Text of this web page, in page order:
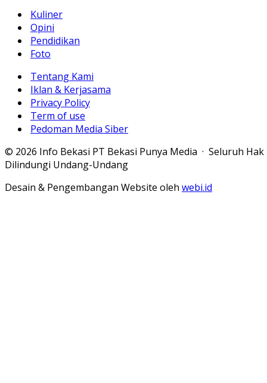
Kuliner
Opini
Pendidikan
Foto
Tentang Kami
Iklan & Kerjasama
Privacy Policy
Term of use
Pedoman Media Siber
© 2026 Info Bekasi PT Bekasi Punya Media · Seluruh Hak
Dilindungi Undang-Undang
Desain & Pengembangan Website oleh webi.id